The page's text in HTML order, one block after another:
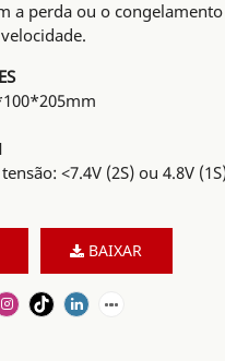
a perda ou o
<7.4V (2S) ou 4.8V
BAIXAR